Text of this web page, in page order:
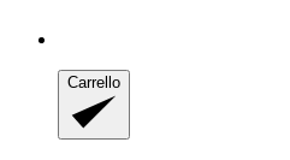
Carrello